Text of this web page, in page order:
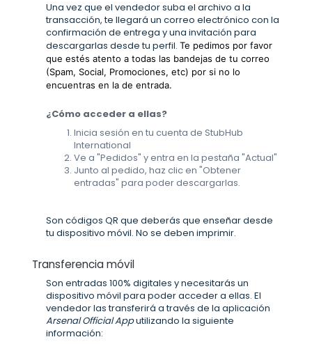
Una vez que el vendedor suba el archivo a la
transacción, te llegará un correo electrónico con la
confirmación de entrega y una invitación para
descargarlas desde tu perfil. Te pedimos por favor
que estés atento a todas las bandejas de tu correo
(Spam, Social, Promociones, etc) por si no lo
encuentras en la de entrada.
¿Cómo acceder a ellas?
Inicia sesión en tu cuenta de StubHub
International
Ve a "Pedidos" y entra en la pestaña "Actual"
Junto al pedido, haz clic en "Obtener
entradas" para poder descargarlas.
Son códigos QR que deberás que enseñar desde
tu dispositivo móvil. No se deben imprimir.
Transferencia móvil
Son entradas 100% digitales y necesitarás un
dispositivo móvil para poder acceder a ellas. El
vendedor las transferirá a través de la aplicación
Arsenal Official Apputilizando la siguiente
información: